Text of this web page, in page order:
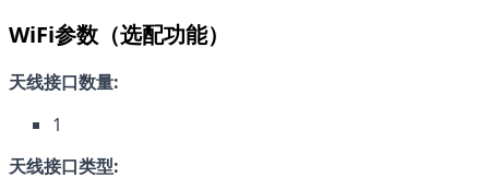
WiFi参数（选配功能）
天线接口数量:
1
天线接口类型: